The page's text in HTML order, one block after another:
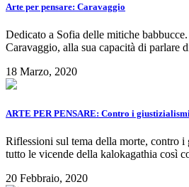
Arte per pensare: Caravaggio
Dedicato a Sofia delle mitiche
Caravaggio, alla sua capacità di parlare
18 Marzo, 2020
ARTE PER PENSARE: Contro i giustizialismi
Riflessioni sul tema della morte, contro
tutto le vicende della kalokagathia così
20 Febbraio, 2020